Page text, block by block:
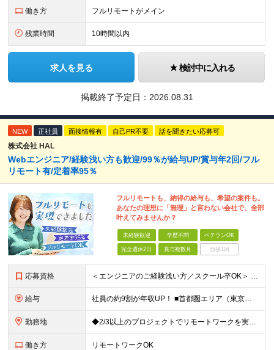
働き方 フルリモートがメイン
残業時間 10時間以内
求人を見る 検討中に入れる
掲載終了予定日： 2026.08.31
NEW 正社員 面接情報有 自己PR不要 話を聞きたい応募可
株式会社 HAL
Webエンジニア/経験浅い方も歓迎/99％が給与UP/賞与年2回/フル
リモート有/定着率95％
フルリモートも、納得の給与も、希望の案件も。
あなたの理想に「無理」と言わない会社で、全部
叶えてみませんか？
未経験歓迎 学歴不問 ベテランOK
完全週休2日 賞与複数月 面接1回
応募資格 ＜エンジニアのご経験浅い方／スクール卒OK＞ ◆学歴不問 ◆未経験OK ＜こんな方は大歓迎！＞ ◎今の収入に不満がある方 ◎新しい言語・スキルに挑戦したい方 ◎腰を据えて活躍したい方 ◎頑張りを評価
給与 社員の約9割が年収UP！ ■首都圏エリア（東京、神奈川、千葉、埼玉勤務） 月給25万円～26万円（固定残業代含む） ※固定残業代は、時間外労働の有無に関わらず17時間分を30,000円～31,200
勤務地 ◆2/3以上のプロジェクトでリモートワークを実施中！ ≪自社拠点≫ ・東京本社／東京都千代田区丸の内二丁目6番1号 丸の内パークビルディング6階 ・関西支社／⼤阪府⼤阪市中央区安⼟町2-3-13 ⼤
働き方 リモートワークOK